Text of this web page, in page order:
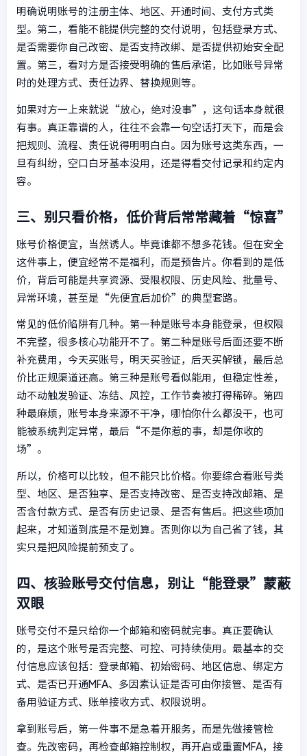
明确说明账号的注册主体、地区、开通时间、支付方式类
型。第二，看能不能提供完整的交付说明，包括登录方式、
是否需要你自己改密、是否支持改绑、是否提供初始安全配
置。第三，看对方是否接受明确的售后承诺，比如账号异常
时的处理方式、责任边界、替换规则等。
如果对方一上来就说“放心，绝对没事”，这句话本身就很
有事。真正靠谱的人，往往不会靠一句空话打天下，而是会
把规则、流程、责任说得明明白白。因为账号这类东西，一
旦有纠纷，空口白牙基本没用，还是得看交付记录和约定内
容。
三、别只看价格，低价背后常常藏着“惊喜”
账号价格便宜，当然诱人。毕竟谁都不想多花钱。但在安全
这件事上，便宜经常不是福利，而是预告片。你看到的是低
价，背后可能是共享资源、受限权限、历史风险、批量号、
异常环境，甚至是“先便宜后加价”的典型套路。
常见的低价陷阱有几种。第一种是账号本身能登录，但权限
不完整，很多核心功能开不了。第二种是账号后面还要不断
补充费用，今天买账号，明天买验证，后天买解锁，最后总
价比正规渠道还高。第三种是账号看似能用，但稳定性差，
动不动触发验证、冻结、风控，工作节奏被打得稀碎。第四
种最麻烦，账号本身来源不干净，哪怕你什么都没干，也可
能被系统判定异常，最后“不是你惹的事，却是你收的
场”。
所以，价格可以比较，但不能只比价格。你要综合看账号类
型、地区、是否独享、是否支持改密、是否支持改邮箱、是
否含付款方式、是否有历史记录、是否有售后。把这些项加
起来，才知道到底是不是划算。否则你以为自己省了钱，其
实只是把风险提前预支了。
四、核验账号交付信息，别让“能登录”蒙蔽
双眼
账号交付不是只给你一个邮箱和密码就完事。真正要确认
的，是这个账号是否完整、可控、可持续使用。最基本的交
付信息应该包括：登录邮箱、初始密码、地区信息、绑定方
式、是否已开通MFA、多因素认证是否可由你接管、是否有
备用验证方式、账单接收方式、权限说明。
拿到账号后，第一件事不是急着开服务，而是先做接管检
查。先改密码，再检查邮箱控制权，再开启或重置MFA，接